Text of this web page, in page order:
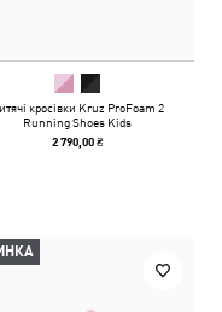
кросівки Kruz ProFoam 2
Running Shoes Kids
2 790,00 ₴